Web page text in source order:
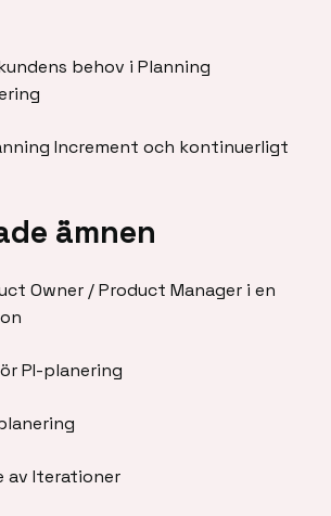
behov i Planning
Increment och kontinuerligt
ämnen
Owner / Product Manager i en
PI-planering
av Iterationer